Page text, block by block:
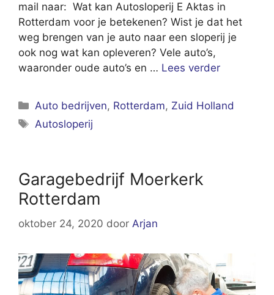
mail naar: Wat kan Autosloperij E Aktas in
Rotterdam voor je betekenen? Wist je dat het
weg brengen van je auto naar een sloperij je
ook nog wat kan opleveren? Vele auto’s,
waaronder oude auto’s en … Lees verder
Categorieën
Auto bedrijven, Rotterdam, Zuid Holland
Tags
Autosloperij
Garagebedrijf Moerkerk
Rotterdam
oktober 24, 2020 door Arjan